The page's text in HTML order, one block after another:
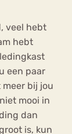
veel hebt
hebt
een paar
bij jou
mooi in
dan
is, kun